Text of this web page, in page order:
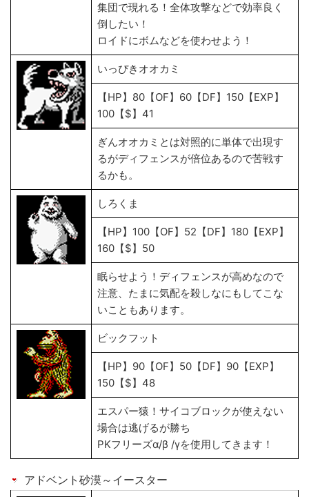
集団で現れる！全体攻撃などで効率良く
倒したい！
ロイドにボムなどを使わせよう！
いっぴきオオカミ
【HP】80【OF】60【DF】150【EXP】
100【$】41
ぎんオオカミとは対照的に単体で出現す
るがディフェンスが倍位あるので苦戦す
るかも。
しろくま
【HP】100【OF】52【DF】180【EXP】
160【$】50
眠らせよう！ディフェンスが高めなので
注意、たまに気配を殺しなにもしてこな
いこともあります。
ビックフット
【HP】90【OF】50【DF】90【EXP】
150【$】48
エスパー猿！サイコブロックが使えない
場合は逃げるが勝ち
PKフリーズα/β /γを使用してきます！
アドベント砂漠～イースター